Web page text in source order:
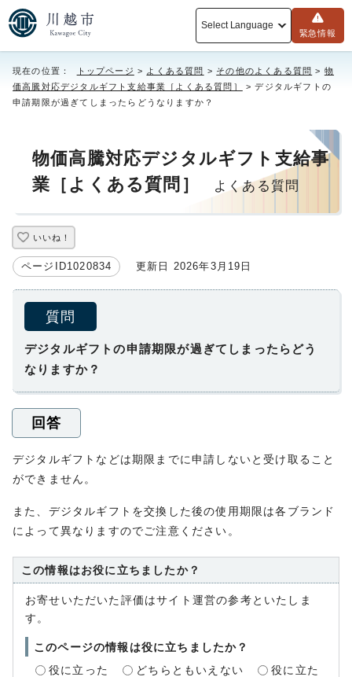
Select Language
緊急情報
現在の位置： トップページ > よくある質問 > その他のよくある質問 > 物
価高騰対応デジタルギフト支給事業［よくある質問］
> デジタルギフトの
申請期限が過ぎてしまったらどうなりますか？
物価高騰対応デジタルギフト支給事
業［よくある質問］
よくある質問
いいね！
ページID1020834 更新日 2026年3月19日
質問
デジタルギフトの申請期限が過ぎてしまったらどう
なりますか？
回答
デジタルギフトなどは期限までに申請しないと受け取ること
ができません。
また、デジタルギフトを交換した後の使用期限は各ブランド
によって異なりますのでご注意ください。
この情報はお役に立ちましたか？
お寄せいただいた評価はサイト運営の参考といたしま
す。
このページの情報は役に立ちましたか？
役に立った
どちらともいえない
役に立た